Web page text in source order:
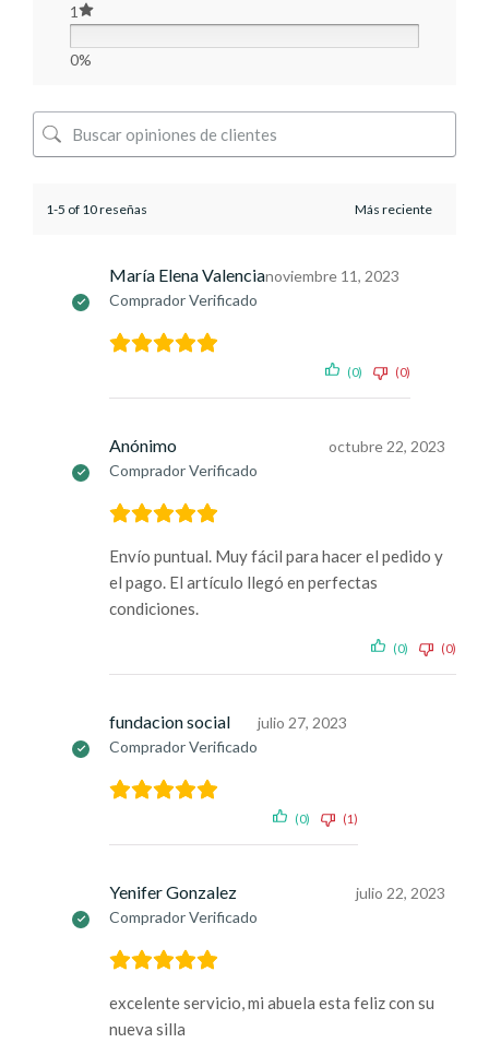
1
0%
1-5 of 10 reseñas
María Elena Valencia
Comprador Verificado
noviembre 11, 2023
(0) (0)
Anónimo
Comprador Verificado
octubre 22, 2023
Envío puntual. Muy fácil para hacer el pedido y
el pago. El artículo llegó en perfectas
condiciones.
(0) (0)
fundacion social
Comprador Verificado
julio 27, 2023
(0) (1)
Yenifer Gonzalez
Comprador Verificado
julio 22, 2023
excelente servicio, mi abuela esta feliz con su
nueva silla